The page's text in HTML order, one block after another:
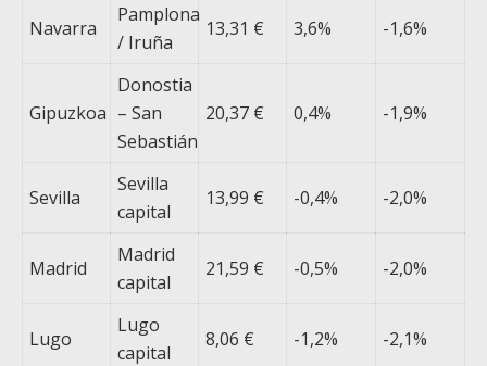
Navarra
Pamplona
/ Iruña
13,31 € 3,6% -1,6%
Gipuzkoa
Donostia
– San
Sebastián
20,37 € 0,4% -1,9%
Sevilla
Sevilla
capital
13,99 € -0,4% -2,0%
Madrid
Madrid
capital
21,59 € -0,5% -2,0%
Lugo
Lugo
capital
8,06 € -1,2% -2,1%